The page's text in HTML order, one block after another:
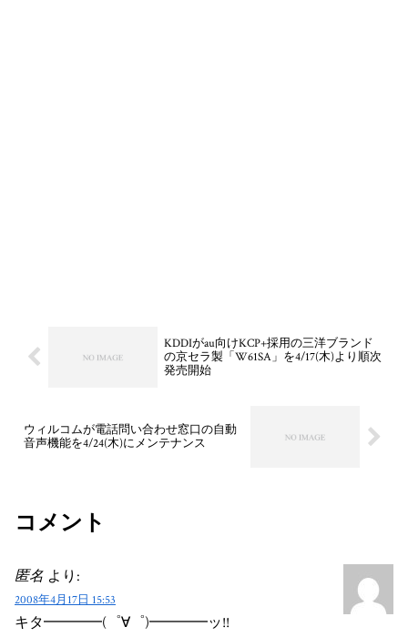
KDDIがau向けKCP+採用の三洋ブランド
の京セラ製「W61SA」を4/17(木)より順次
発売開始
ウィルコムが電話問い合わせ窓口の自動
音声機能を4/24(木)にメンテナンス
コメント
匿名 より:
2008年4月17日 15:53
キタ━━━━(゜∀゜)━━━━ッ!!